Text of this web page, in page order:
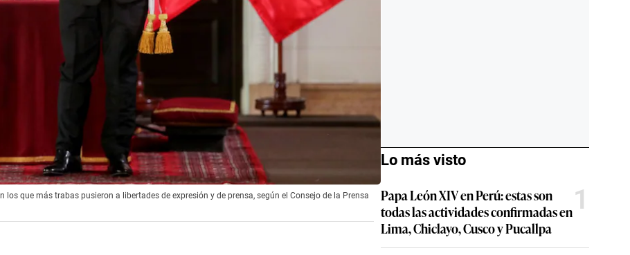
que más trabas pusieron a libertades de expresión y de prensa, según el Consejo de la Prensa
Lo más visto
Papa León XIV en Perú: estas son
todas las actividades confirmadas en
Lima, Chiclayo, Cusco y Pucallpa
1